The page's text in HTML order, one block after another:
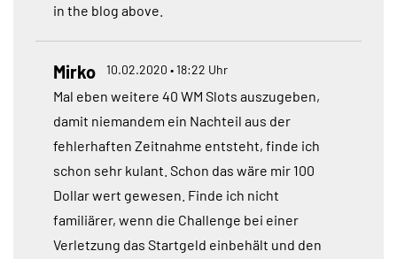
in the blog above.
Mirko 10.02.2020 • 18:22 Uhr
Mal eben weitere 40 WM Slots auszugeben,
damit niemandem ein Nachteil aus der
fehlerhaften Zeitnahme entsteht, finde ich
schon sehr kulant. Schon das wäre mir 100
Dollar wert gewesen. Finde ich nicht
familiärer, wenn die Challenge bei einer
Verletzung das Startgeld einbehält und den